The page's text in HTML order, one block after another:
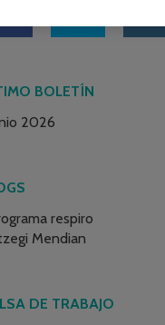
BOLETÍN
2026
respiro
Mendian
DE TRABAJO